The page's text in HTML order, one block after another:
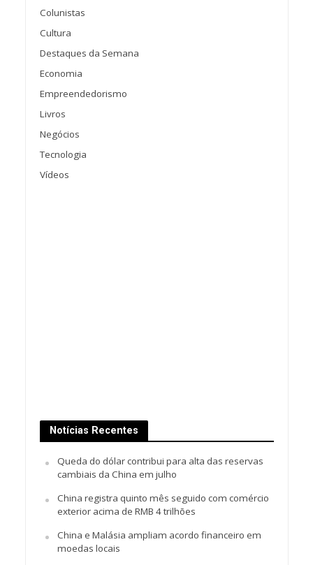
Colunistas
Cultura
Destaques da Semana
Economia
Empreendedorismo
Livros
Negócios
Tecnologia
Vídeos
Notícias Recentes
Queda do dólar contribui para alta das reservas
cambiais da China em julho
China registra quinto mês seguido com comércio
exterior acima de RMB 4 trilhões
China e Malásia ampliam acordo financeiro em
moedas locais